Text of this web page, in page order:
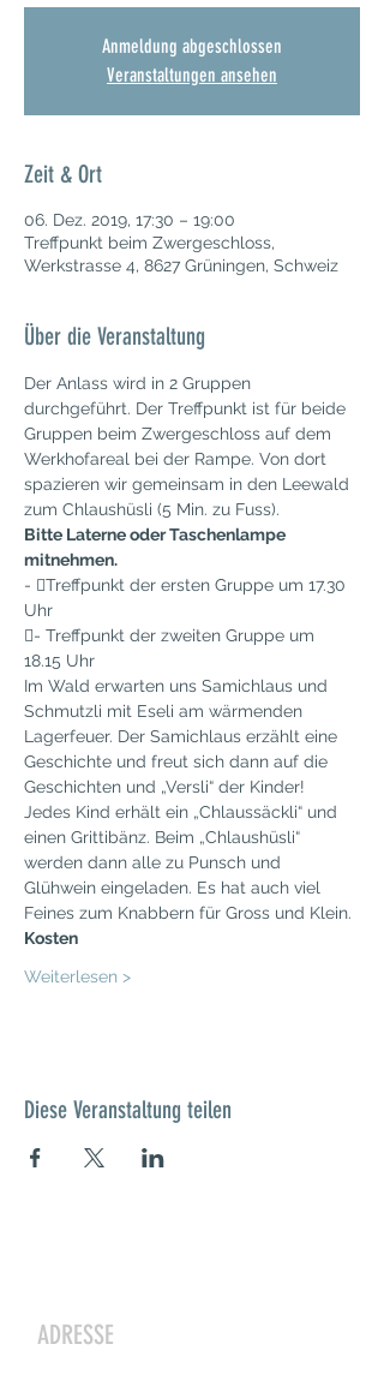
Anmeldung abgeschlossen
Veranstaltungen ansehen
Zeit & Ort
06. Dez. 2019, 17:30 – 19:00
Treffpunkt beim Zwergeschloss,
Werkstrasse 4, 8627 Grüningen, Schweiz
Über die Veranstaltung
Der Anlass wird in 2 Gruppen
durchgeführt. Der Treffpunkt ist für beide
Gruppen beim Zwergeschloss auf dem
Werkhofareal bei der Rampe. Von dort
spazieren wir gemeinsam in den Leewald
zum Chlaushüsli (5 Min. zu Fuss).
Bitte Laterne oder Taschenlampe
mitnehmen.
- Treffpunkt der ersten Gruppe um 17.30
Uhr
- Treffpunkt der zweiten Gruppe um
18.15 Uhr
Im Wald erwarten uns Samichlaus und
Schmutzli mit Eseli am wärmenden
Lagerfeuer. Der Samichlaus erzählt eine
Geschichte und freut sich dann auf die
Geschichten und „Versli“ der Kinder!
Jedes Kind erhält ein „Chlaussäckli“ und
einen Grittibänz. Beim „Chlaushüsli“
werden dann alle zu Punsch und
Glühwein eingeladen. Es hat auch viel
Feines zum Knabbern für Gross und Klein.
Kosten
Weiterlesen >
Diese Veranstaltung teilen
ADRESSE